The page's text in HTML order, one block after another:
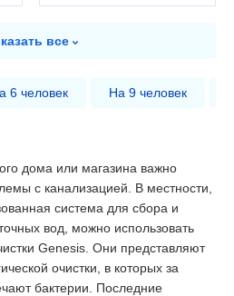
все
6 человек На 9 человек
дома или магазина важно
с канализацией. В местности,
система для сбора и
вод, можно использовать
Genesis. Они представляют
очистки, в которых за
бактерии. Последние